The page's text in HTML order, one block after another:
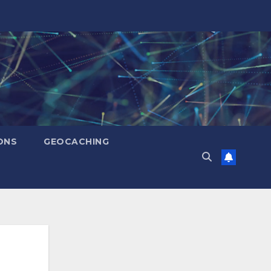
GEOCACHING